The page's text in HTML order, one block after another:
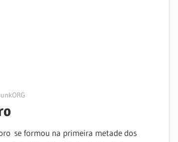
se formou na primeira metade dos